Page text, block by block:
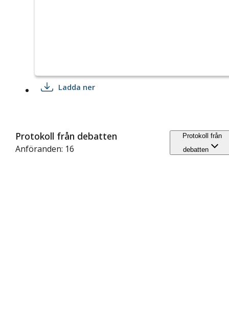
Ladda ner
Protokoll från debatten
Anföranden: 16
Protokoll från
debatten